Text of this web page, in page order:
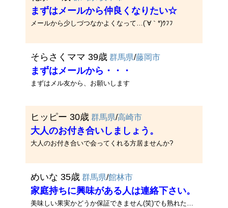
まずはメールから仲良くなりたい☆
メールから少しづつなかよくなって…(´∀｀*)ｳﾌﾌ
そらさくママ 39歳 群馬県/藤岡市
まずはメールから・・・
まずはメル友から、お願いします
ヒッピー 30歳 群馬県/高崎市
大人のお付き合いしましょう。
大人のお付き合いで会ってくれる方居ませんか?
めいな 35歳 群馬県/館林市
家庭持ちに興味がある人は連絡下さい。
美味しい果実かどうか保証できません(笑)でも熟れた果実ということは保証できます。